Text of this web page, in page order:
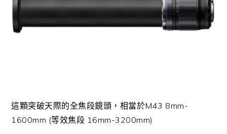
這顆突破天際的全焦段鏡頭，相當於M43 8mm-
1600mm (等效焦段 16mm-3200mm)